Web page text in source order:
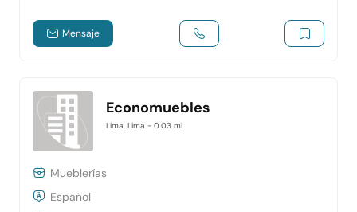
Mensaje
Economuebles
Lima, Lima - 0.03 mi.
Mueblerías
Español